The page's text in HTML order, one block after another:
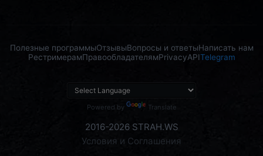
Полезные программыОтзывыВопросы и ответыНаписать нам
РестримерамПравообладателямPrivacyAPITelegram
Powered by Translate
2016-2026 STRAH.WS
Условия и Соглашения